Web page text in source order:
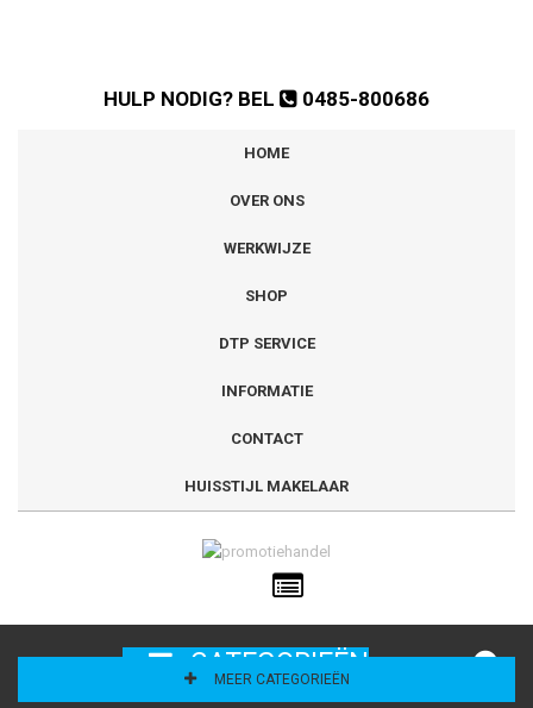
HULP NODIG? BEL 0485-800686
HOME
OVER ONS
WERKWIJZE
SHOP
DTP SERVICE
INFORMATIE
CONTACT
HUISSTIJL MAKELAAR
CATEGORIEËN
MEER CATEGORIEËN